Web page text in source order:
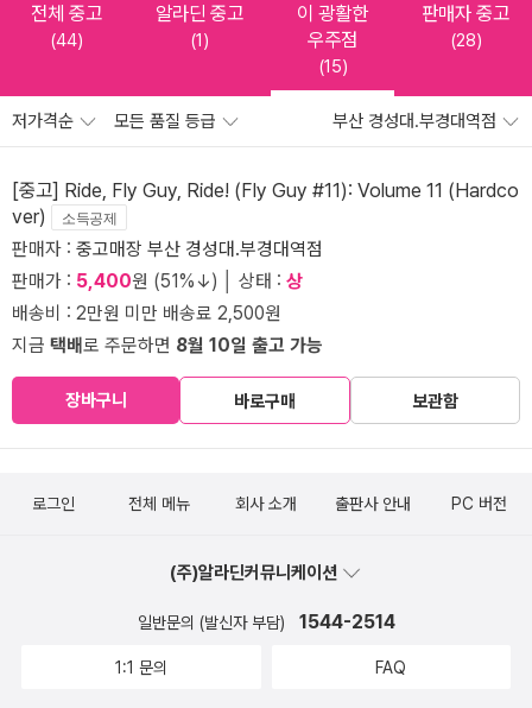
전체 중고
(44)
알라딘 중고
(1)
이 광활한
우주점
(15)
판매자 중고
(28)
저가격순 모든 품질 등급 부산 경성대.부경대역점
[중고] Ride, Fly Guy, Ride! (Fly Guy #11): Volume 11 (Hardco
ver)
소득공제
판매자 : 중고매장 부산 경성대.부경대역점
판매가 : 5,400원 (51%↓) │ 상태 : 상
배송비 : 2만원 미만 배송료 2,500원
지금 택배로 주문하면 8월 10일 출고 가능
장바구니 바로구매 보관함
로그인 전체 메뉴 회사 소개 출판사 안내 PC 버전
(주)알라딘커뮤니케이션
일반문의 (발신자 부담) 1544-2514
1:1 문의 FAQ